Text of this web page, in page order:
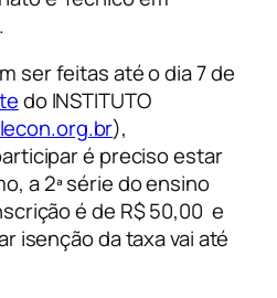
ser feitas até o dia 7 de
do INSTITUTO
),
é preciso estar
a 2ª série do ensino
é de R$ 50,00 e
isenção da taxa vai até